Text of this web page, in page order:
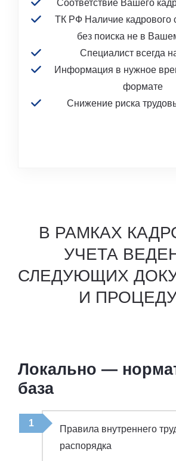
Соответствие Вашего
ТК РФ Наличие кадрового
без поиска не в
Специалист всегда
Информация в нужное
формате
Снижение риска
В РАМКАХ
УЧЕТА
СЛЕДУЮЩИХ
И
Локально —
база
Правила внутреннего
распорядка